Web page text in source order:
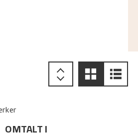
OMTALT I